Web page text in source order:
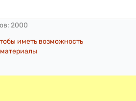
2000
иметь возможность